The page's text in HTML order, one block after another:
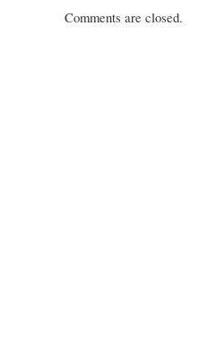
Comments are closed.